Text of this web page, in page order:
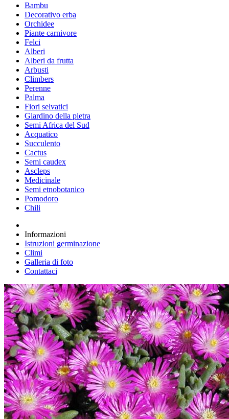
Bambu
Decorativo erba
Orchidee
Piante carnivore
Felci
Alberi
Alberi da frutta
Arbusti
Climbers
Perenne
Palma
Fiori selvatici
Giardino della pietra
Semi Africa del Sud
Acquatico
Succulento
Cactus
Semi caudex
Ascleps
Medicinale
Semi etnobotanico
Pomodoro
Chili
Informazioni
Istruzioni germinazione
Climi
Galleria di foto
Contattaci